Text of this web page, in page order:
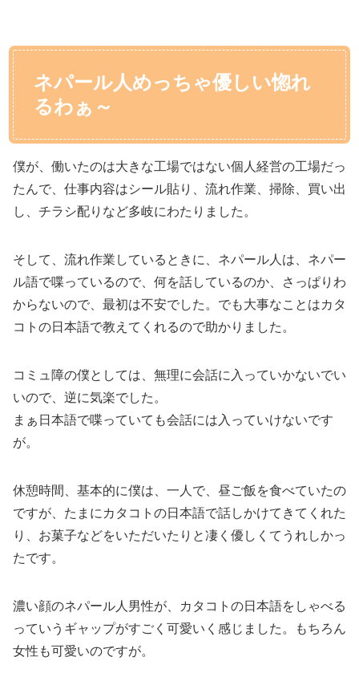
ネパール人めっちゃ優しい惚れ
るわぁ～
僕が、働いたのは大きな工場ではない個人経営の工場だっ
たんで、仕事内容はシール貼り、流れ作業、掃除、買い出
し、チラシ配りなど多岐にわたりました。
そして、流れ作業しているときに、ネパール人は、ネパー
ル語で喋っているので、何を話しているのか、さっぱりわ
からないので、最初は不安でした。でも大事なことはカタ
コトの日本語で教えてくれるので助かりました。
コミュ障の僕としては、無理に会話に入っていかないでい
いので、逆に気楽でした。
まぁ日本語で喋っていても会話には入っていけないです
が。
休憩時間、基本的に僕は、一人で、昼ご飯を食べていたの
ですが、たまにカタコトの日本語で話しかけてきてくれた
り、お菓子などをいただいたりと凄く優しくてうれしかっ
たです。
濃い顔のネパール人男性が、カタコトの日本語をしゃべる
っていうギャップがすごく可愛いく感じました。もちろん
女性も可愛いのですが。